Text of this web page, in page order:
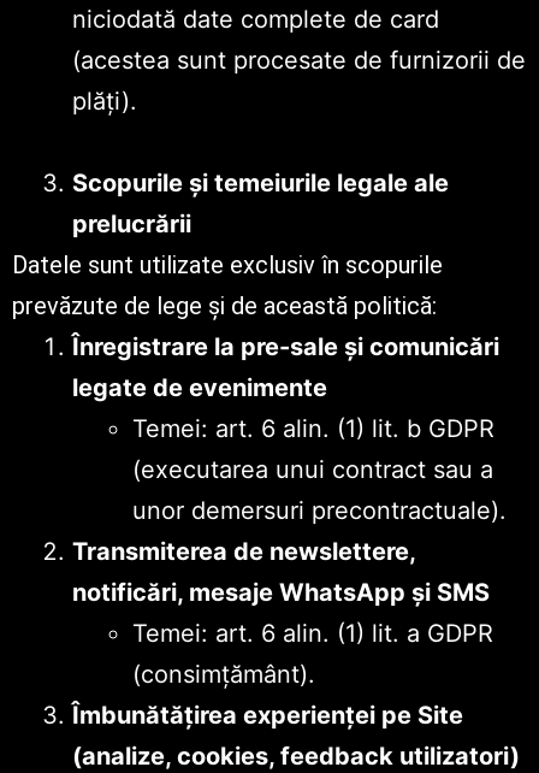
niciodată date complete de card
(acestea sunt procesate de furnizorii de
plăți).
Scopurile și temeiurile legale ale
prelucrării
Datele sunt utilizate exclusiv în scopurile
prevăzute de lege și de această politică:
Înregistrare la pre-sale și comunicări
legate de evenimente
Temei: art. 6 alin. (1) lit. b GDPR
(executarea unui contract sau a
unor demersuri precontractuale).
Transmiterea de newslettere,
notificări, mesaje WhatsApp și SMS
Temei: art. 6 alin. (1) lit. a GDPR
(consimțământ).
Îmbunătățirea experienței pe Site
(analize, cookies, feedback utilizatori)